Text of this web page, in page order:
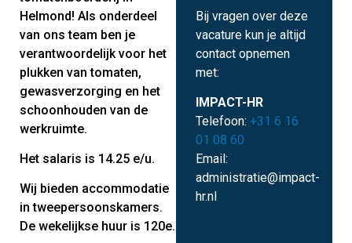
Helmond! Als onderdeel
van ons team ben je
verantwoordelijk voor het
plukken van tomaten,
gewasverzorging en het
schoonhouden van de
werkruimte.
Het salaris is 14.25 e/u.
Wij bieden accommodatie
in tweepersoonskamers.
De wekelijkse huur is 120e.
Bij vragen over deze
vacature kun je altijd
contact opnemen
met:
IMPACT-HR
Telefoon: +31 6 16
01 08 60
Email:
administratie@impact-
hr.nl